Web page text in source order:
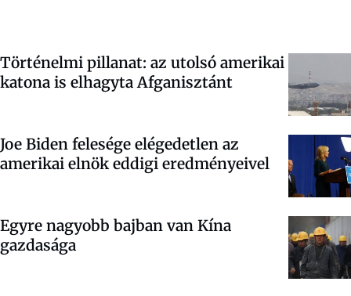
Történelmi pillanat: az utolsó amerikai
katona is elhagyta Afganisztánt
Joe Biden felesége elégedetlen az
amerikai elnök eddigi eredményeivel
Egyre nagyobb bajban van Kína
gazdasága